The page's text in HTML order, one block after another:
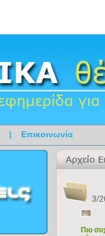
| Επικοινωνία
3/
Πιο